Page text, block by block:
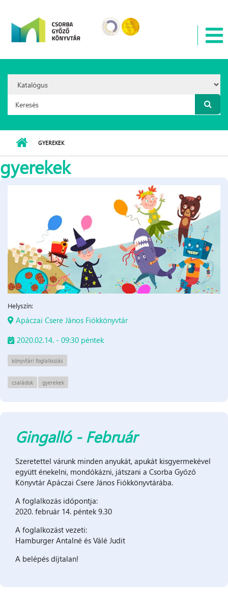
Option:
Keresés űrlap
GYEREKEK
gyerekek
Helyszín:
Apáczai Csere János Fiókkönyvtár
2020.02.14. - 09:30 péntek
könyvtári foglalkozás
családok gyerekek
Gingalló - Február
Szeretettel várunk minden anyukát, apukát kisgyermekével
együtt énekelni, mondókázni, játszani a Csorba Győző
Könyvtár Apáczai Csere János Fiókkönyvtárába.
A foglalkozás időpontja:
2020. február 14. péntek 9.30
A foglalkozást vezeti:
Hamburger Antalné és Válé Judit
A belépés díjtalan!